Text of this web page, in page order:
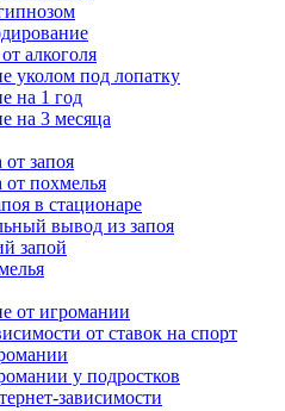
алкоголя
уколом под лопатку
на 1 год
на 3 месяца
запоя
похмелья
в стационаре
вывод из запоя
запой
от игромании
от ставок на спорт
у подростков
зависимости